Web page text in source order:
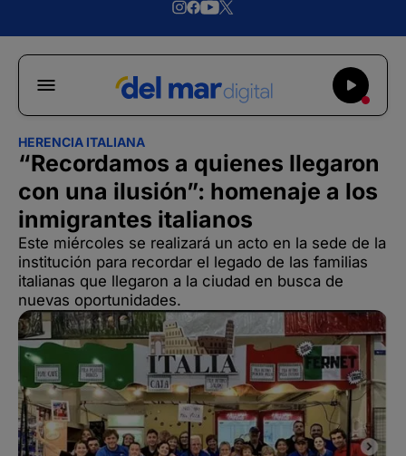
HERENCIA ITALIANA
“Recordamos a quienes llegaron
con una ilusión”: homenaje a los
inmigrantes italianos
Este miércoles se realizará un acto en la sede de la
institución para recordar el legado de las familias
italianas que llegaron a la ciudad en busca de
nuevas oportunidades.